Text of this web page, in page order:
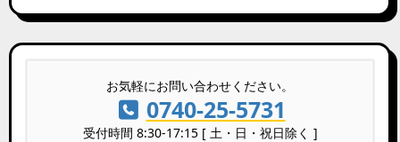
お気軽にお問い合わせください。
0740-25-5731
受付時間 8:30-17:15 [ 土・日・祝日除く ]